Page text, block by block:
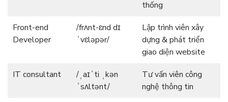
thống
Front-end
Developer
/frʌnt-ɛnd dɪ
ˈvɛləpər/
Lập trình viên xây
dựng & phát triển
giao diện website
IT consultant
/ˌaɪˈti ˌkən
ˈsʌltənt/
Tư vấn viên công
nghệ thông tin